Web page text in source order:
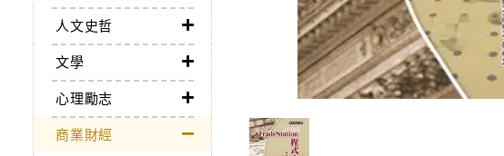
人文史哲
文學
心理勵志
商業財經